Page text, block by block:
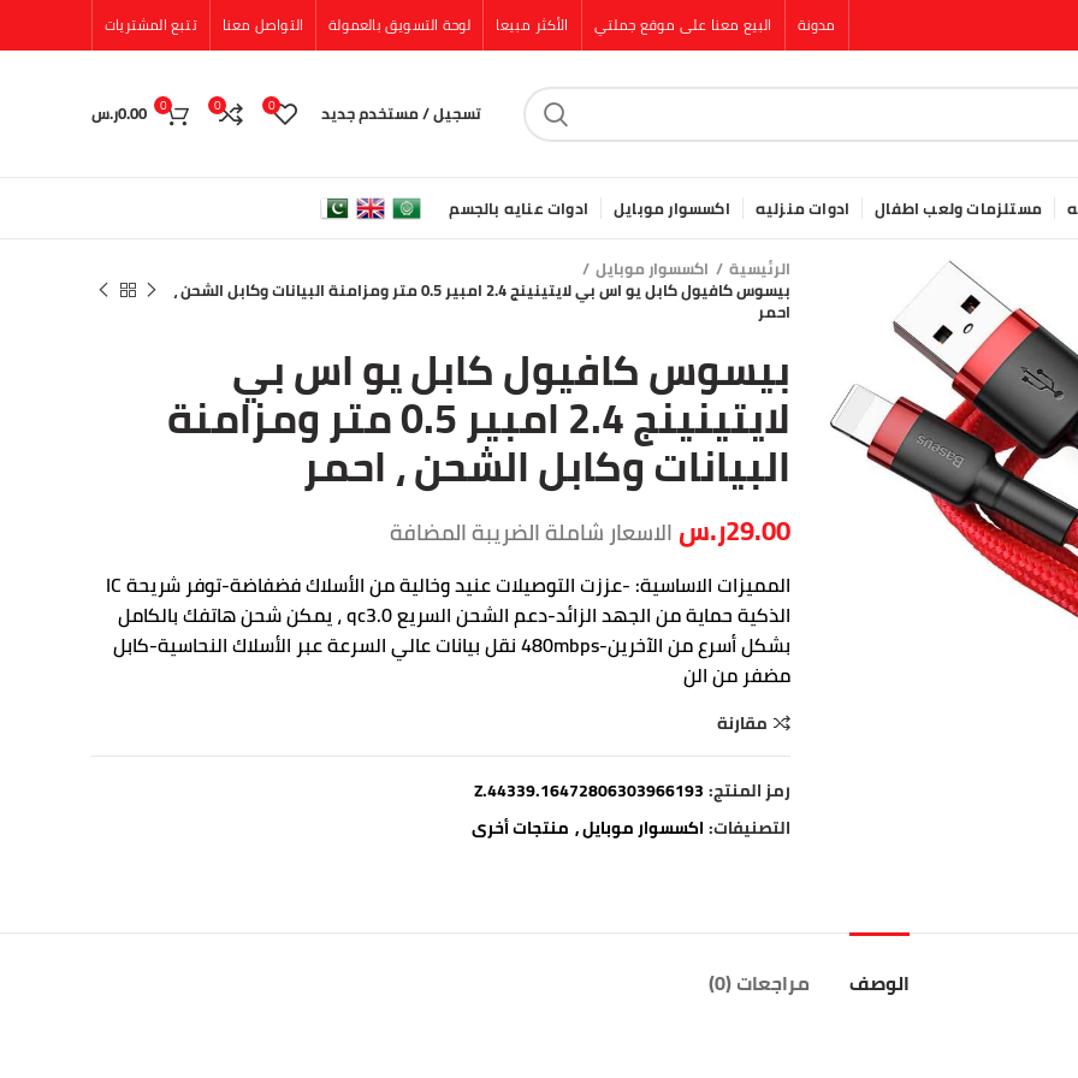
مدونة البيع معنا على موقع جملتي الأكثر مبيعا لوحة التسويق بالعمولة التواصل معنا تتبع المشتريات
تسجيل / مستخدم جديد 0
0
0
0.00ر.س
مستلزمات ولعب اطفال ادوات منزليه اكسسوار موبايل ادوات عنايه بالجسم
الرئيسية اكسسوار موبايل
بيسوس كافيول كابل يو اس بي لايتينينج 2.4 امبير 0.5 متر ومزامنة البيانات وكابل الشحن ،
احمر
بيسوس كافيول كابل يو اس بي
لايتينينج 2.4 امبير 0.5 متر ومزامنة
البيانات وكابل الشحن ، احمر
29.00ر.سالاسعار شاملة الضريبة المضافة
المميزات الاساسية: -عززت التوصيلات عنيد وخالية من الأسلاك فضفاضة-توفر شريحة IC
الذكية حماية من الجهد الزائد-دعم الشحن السريع qc3.0 ، يمكن شحن هاتفك بالكامل
بشكل أسرع من الآخرين-480mbps نقل بيانات عالي السرعة عبر الأسلاك النحاسية-كابل
مضفر من الن
مقارنة
رمز المنتج:Z.44339.16472806303966193
التصنيفات:اكسسوار موبايل, منتجات أخرى
الوصف مراجعات (0)